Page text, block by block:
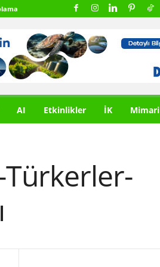
AI Etkinlikler İK Mimari
Türkerler-